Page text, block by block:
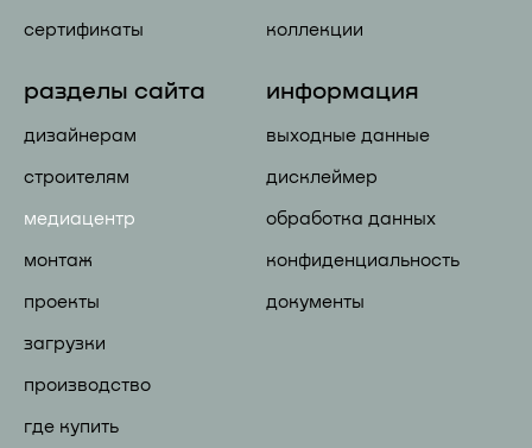
сертификаты коллекции
разделы сайта
дизайнерам
строителям
медиацентр
монтаж
проекты
загрузки
производство
где купить
информация
выходные данные
дисклеймер
обработка данных
конфиденциальность
документы